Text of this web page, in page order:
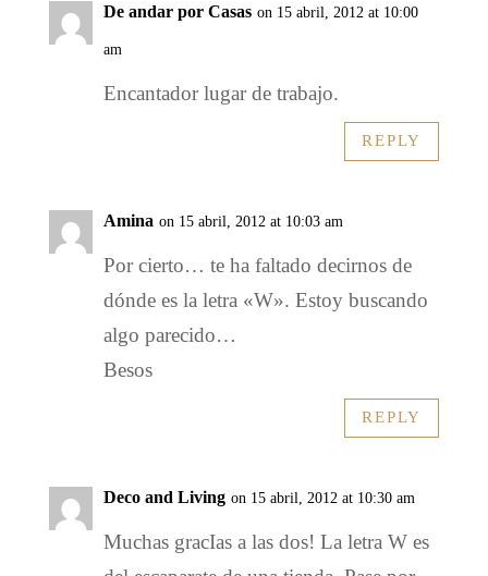
De andar por Casas on 15 abril, 2012 at 10:00
am
Encantador lugar de trabajo.
REPLY
Amina on 15 abril, 2012 at 10:03 am
Por cierto… te ha faltado decirnos de
dónde es la letra «W». Estoy buscando
algo parecido…
Besos
REPLY
Deco and Living on 15 abril, 2012 at 10:30 am
Muchas gracIas a las dos! La letra W es